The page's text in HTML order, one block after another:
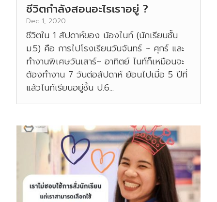
ชีวิตกำลังสอนอะไรเราอยู่ ?
Dec 1, 2020
ชีวิตใน 1 สัปดาห์ของ น้องไนท์ (นักเรียนชั้น
ม.5) คือ การไปโรงเรียนวันจันทร์ ~ ศุกร์ และ
ทำงานพิเศษวันเสาร์~ อาทิตย์ ไนท์ก็เหมือนจะ
ต้องทำงาน 7 วันต่อสัปดาห์ ย้อนไปเมื่อ 5 ปีที่
แล้วไนท์เรียนอยู่ชั้น ป.6...